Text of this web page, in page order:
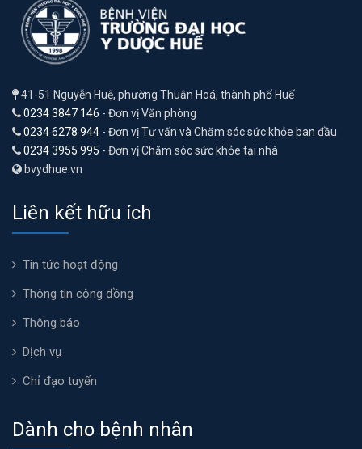
41-51 Nguyễn Huệ, phường Thuận Hoá, thành phố Huế
0234 3847 146 - Đơn vị Văn phòng
0234 6278 944 - Đơn vị Tư vấn và Chăm sóc sức khỏe ban đầu
0234 3955 995 - Đơn vị Chăm sóc sức khỏe tại nhà
bvydhue.vn
Liên kết hữu ích
Tin tức hoạt động
Thông tin cộng đồng
Thông báo
Dịch vụ
Chỉ đạo tuyến
Dành cho bệnh nhân